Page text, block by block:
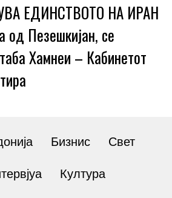
ЕДИНСТВОТО НА ИРАН
од Пезешкијан, се
Хамнеи – Кабинетот
Бизнис Свет
Култура